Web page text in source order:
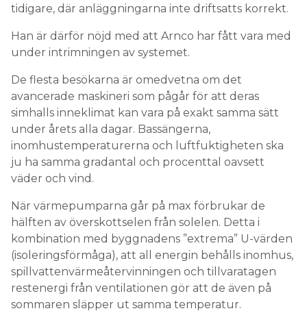
tidigare, där anläggningarna inte driftsatts korrekt.
Han är därför nöjd med att Arnco har fått vara med
under intrimningen av systemet.
De flesta besökarna är omedvetna om det
avancerade maskineri som pågår för att deras
simhalls inneklimat kan vara på exakt samma sätt
under årets alla dagar. Bassängerna,
inomhustemperaturerna och luftfuktigheten ska
ju ha samma gradantal och procenttal oavsett
väder och vind.
När värmepumparna går på max förbrukar de
hälften av överskottselen från solelen. Detta i
kombination med byggnadens ”extrema” U-värden
(isoleringsförmåga), att all energin behålls inomhus,
spillvattenvärmeåtervinningen och tillvaratagen
restenergi från ventilationen gör att de även på
sommaren släpper ut samma temperatur.